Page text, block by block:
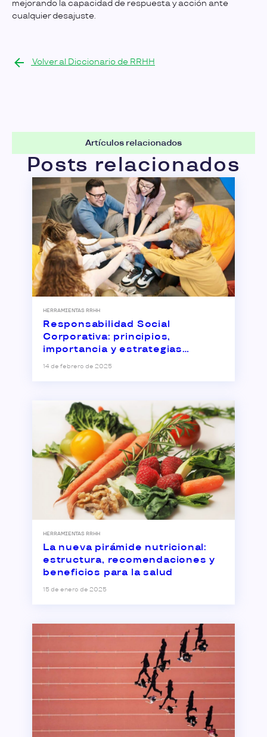
mejorando la capacidad de respuesta y acción ante
cualquier desajuste.
Volver al Diccionario de RRHH
Artículos relacionados
Posts relacionados
HERRAMIENTAS RRHH
Responsabilidad Social
Corporativa: principios,
importancia y estrategias
empresariales
14 de febrero de 2025
HERRAMIENTAS RRHH
La nueva pirámide nutricional:
estructura, recomendaciones y
beneficios para la salud
15 de enero de 2025